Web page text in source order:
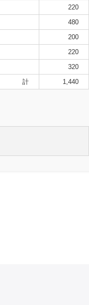
220
480
200
220
320
計
1,440